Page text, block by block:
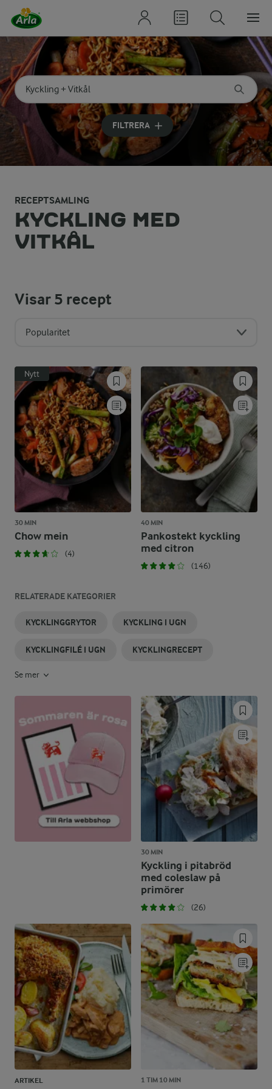
Sök på kategori eller ingrediens
Skriv in sökord för att få förslag
FILTRERA
RECEPTSAMLING
KYCKLING MED
VITKÅL
Visar5 recept
Popularitet
Nytt
30 MIN
Chow mein
(4)
40 MIN
Pankostekt kyckling
med citron
(146)
RELATERADE KATEGORIER
KYCKLINGGRYTOR KYCKLING I UGN
KYCKLINGFILÉ I UGN KYCKLINGRECEPT
Se mer
30 MIN
Kyckling i pitabröd
med coleslaw på
primörer
(26)
ARTIKEL 1 TIM 10 MIN